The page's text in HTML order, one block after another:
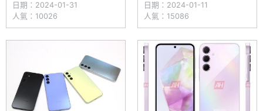
5G、Galaxy A55 5G 等機種發
表。稍早，SAMSUNG Galaxy
A35 5G、Galaxy A55 5G 傳出
日期：2024-01-31
人氣：10026
路上流傳。稍早，國外網站
GalaxyClub 宣稱取得
SAMSUNG Galaxy A55 5G
前、後鏡頭規格資訊，透露新款
手機雖然外型
日期：2024-01-11
人氣：15086